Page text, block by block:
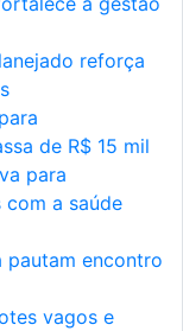
reforça
de R$ 15 mil
para
com a saúde
pautam encontro
vagos e